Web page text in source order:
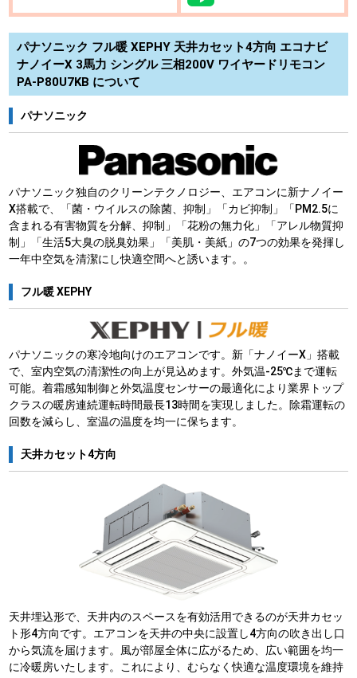
パナソニック フル暖 XEPHY 天井カセット4方向 エコナビ
ナノイーX 3馬力 シングル 三相200V ワイヤードリモコン
PA-P80U7KB について
パナソニック
パナソニック独自のクリーンテクノロジー、エアコンに新ナノイー
X搭載で、「菌・ウイルスの除菌、抑制」「カビ抑制」「PM2.5に
含まれる有害物質を分解、抑制」「花粉の無力化」「アレル物質抑
制」「生活5大臭の脱臭効果」「美肌・美紙」の7つの効果を発揮し
一年中空気を清潔にし快適空間へと誘います。。
フル暖 XEPHY
パナソニックの寒冷地向けのエアコンです。新「ナノイーX」搭載
で、室内空気の清潔性の向上が見込めます。外気温-25℃まで運転
可能。着霜感知制御と外気温度センサーの最適化により業界トップ
クラスの暖房連続運転時間最長13時間を実現しました。除霜運転の
回数を減らし、室温の温度を均一に保ちます。
天井カセット4方向
天井埋込形で、天井内のスペースを有効活用できるのが天井カセッ
ト形4方向です。エアコンを天井の中央に設置し4方向の吹き出し口
から気流を届けます。風が部屋全体に広がるため、広い範囲を均一
に冷暖房いたします。これにより、むらなく快適な温度環境を維持